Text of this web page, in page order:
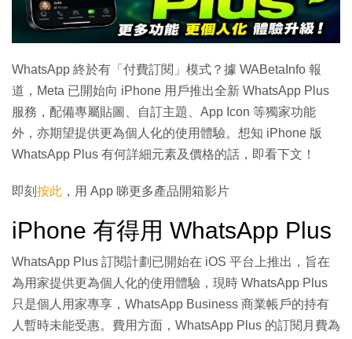
WhatsApp 終於有「付費訂閱」模式？據 WABetaInfo 報
道，Meta 已開始向 iPhone 用戶推出全新 WhatsApp Plus
服務，配備專屬貼圖、自訂主題、App Icon 等獨家功能
外，亦期望提供更為個人化的使用體驗。想知 iPhone 版
WhatsApp Plus 有何詳細元素及價格的話，即看下文！
即刻 按此 ，用 App 睇更多產品開箱影片
iPhone 有得用 WhatsApp Plus
WhatsApp Plus 訂閱計劃已開始在 iOS 平台上推出，旨在
為用家提供更為個人化的使用體驗，現時 WhatsApp Plus
只是個人用家專享，WhatsApp Business 商業帳戶的持有
人暫時未能受惠。費用方面，WhatsApp Plus 的訂閱月費為